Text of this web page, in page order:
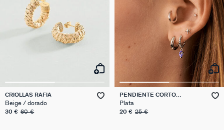
CRIOLLAS RAFIA
Beige / dorado
30 € 60 €
PENDIENTE CORTO
INDIVIDUAL ESTRELLA DE
MAR MIX & MATCH
Plata
20 € 25 €